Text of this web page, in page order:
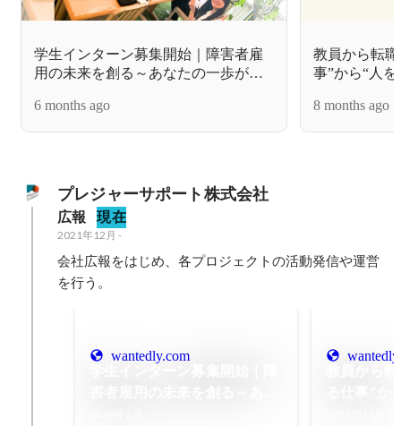
学生インターン募集開始｜障害者雇
用の未来を創る～あなたの一歩が、
6 months ago
教員から転
事”から“人
8 months ago
プレジャーサポート株式会社
広報 現在
2021年12月 -
会社広報をはじめ、各プロジェクトの活動発信や運営
を行う。
wantedly.com